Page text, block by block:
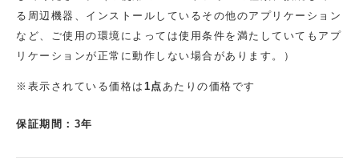
る周辺機器、インストールしているその他のアプリケーション
など、ご使用の環境によっては使用条件を満たしていてもアプ
リケーションが正常に動作しない場合があります。）
※表示されている価格は 1点あたりの価格です
保証期間：3年